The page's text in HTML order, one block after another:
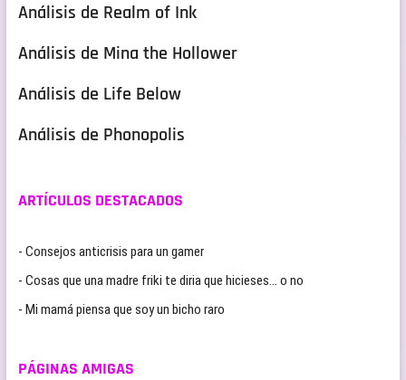
Análisis de Realm of Ink
Análisis de Mina the Hollower
Análisis de Life Below
Análisis de Phonopolis
ARTÍCULOS DESTACADOS
- Consejos anticrisis para un gamer
- Cosas que una madre friki te diria que hicieses… o no
- Mi mamá piensa que soy un bicho raro
PÁGINAS AMIGAS